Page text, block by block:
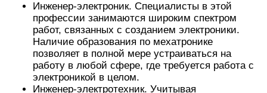
Инженер-электроник. Специалисты в этой
профессии занимаются широким спектром
работ, связанных с созданием электроники.
Наличие образования по мехатронике
позволяет в полной мере устраиваться на
работу в любой сфере, где требуется работа с
электроникой в целом.
Инженер-электротехник. Учитывая